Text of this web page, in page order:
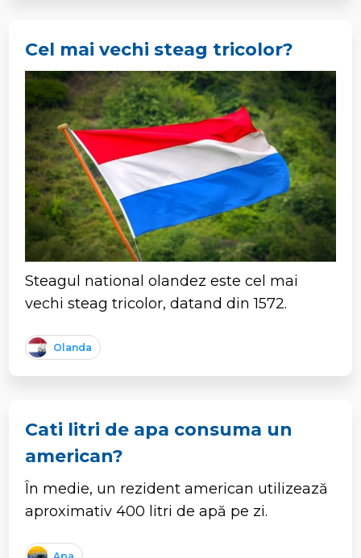
Cel mai vechi steag tricolor?
Steagul national olandez este cel mai
vechi steag tricolor, datand din 1572.
Olanda
Cati litri de apa consuma un
american?
În medie, un rezident american utilizează
aproximativ 400 litri de apă pe zi.